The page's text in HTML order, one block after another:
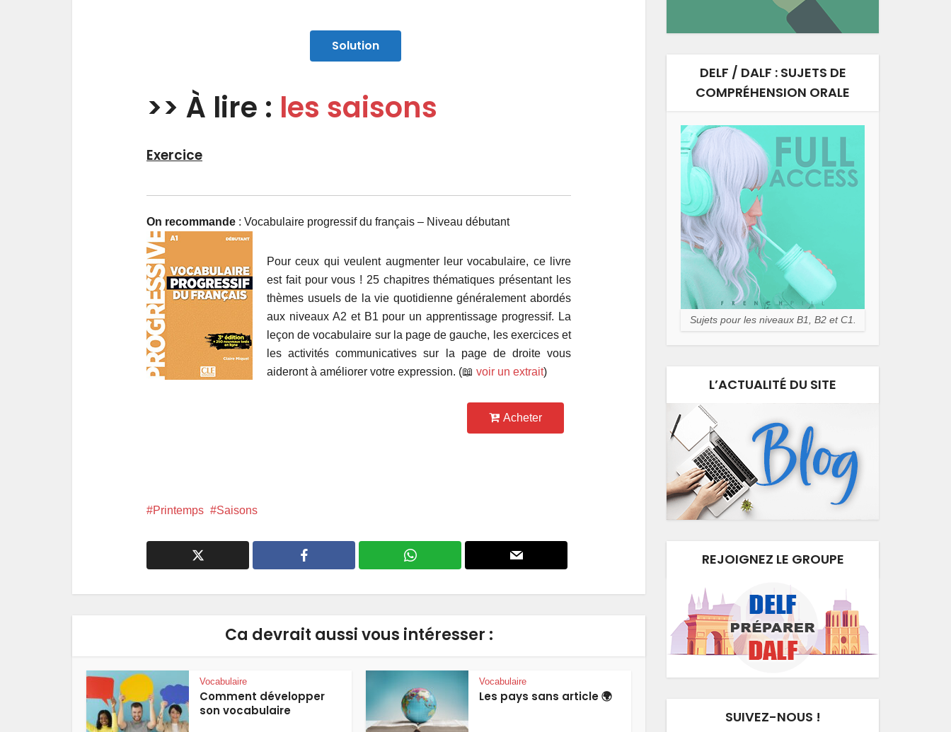
Solution
>> À lire : les saisons
Exercice
On recommande : Vocabulaire progressif du français – Niveau débutant
Pour ceux qui veulent augmenter leur vocabulaire, ce livre
est fait pour vous ! 25 chapitres thématiques présentant les
thèmes usuels de la vie quotidienne généralement abordés
aux niveaux A2 et B1 pour un apprentissage progressif. La
leçon de vocabulaire sur la page de gauche, les exercices et
les activités communicatives sur la page de droite vous
aideront à améliorer votre expression. (📖 voir un extrait)
Acheter
Printemps Saisons
Ca devrait aussi vous intéresser :
Vocabulaire
Comment développer
son vocabulaire
Vocabulaire
Les pays sans article 🌍
DELF / DALF : SUJETS DE
COMPRÉHENSION ORALE
Sujets pour les niveaux B1, B2 et C1.
L’ACTUALITÉ DU SITE
REJOIGNEZ LE GROUPE
SUIVEZ-NOUS !